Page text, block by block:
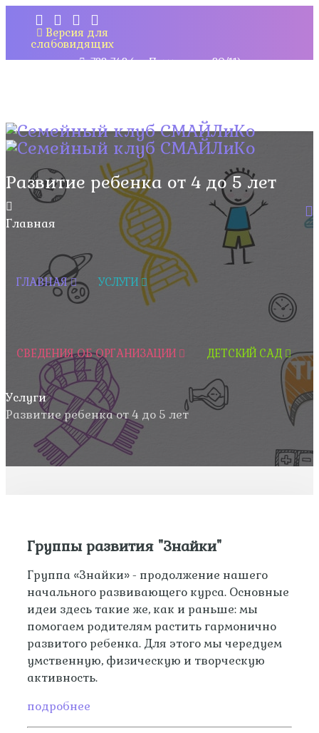
Версия для
слабовидящих
732-742 (ул.Почтовая, д.20/11);
ГЛАВНАЯ УСЛУГИ
СВЕДЕНИЯ ОБ ОРГАНИЗАЦИИ ДЕТСКИЙ САД
Развитие ребенка от 4 до 5 лет
Главная
Услуги
Развитие ребенка от 4 до 5 лет
Группы развития "Знайки"
Группа «Знайки» - продолжение нашего
начального развивающего курса. Основные
идеи здесь такие же, как и раньше: мы
помогаем родителям растить гармонично
развитого ребенка. Для этого мы чередуем
умственную, физическую и творческую
активность.
подробнее